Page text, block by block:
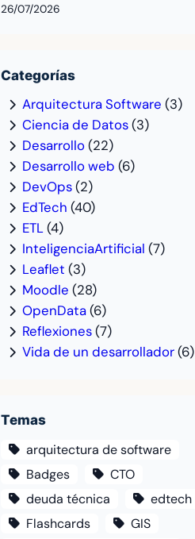
26/07/2026
Categorías
Arquitectura Software (3)
Ciencia de Datos(3)
Desarrollo(22)
Desarrollo web (6)
DevOps(2)
EdTech (40)
ETL(4)
InteligenciaArtificial (7)
Leaflet (3)
Moodle (28)
OpenData(6)
Reflexiones(7)
Vida de un desarrollador(6)
Temas
arquitectura de software
Badges
CTO
deuda técnica
edtech
Flashcards
GIS